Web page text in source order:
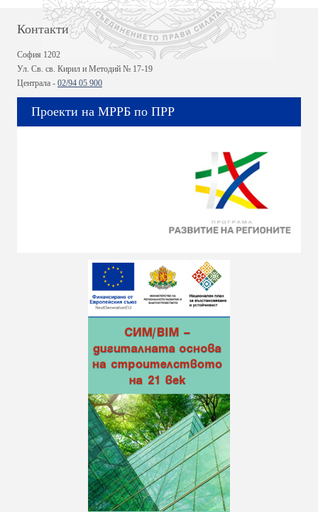
Контакти
София 1202
Ул. Св. св. Кирил и Методий № 17-19
Централа - 02/94 05 900
Проекти на МРРБ по ПРР